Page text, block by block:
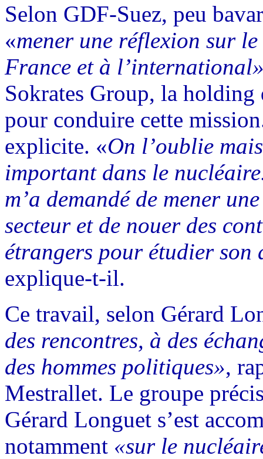
Selon GDF-Suez, peu
«mener une réflexion sur
France et à
Sokrates Group, la
pour conduire cette
explicite. «On l’oublie
important dans le
m’a demandé de mener
secteur et de nouer des
étrangers pour étudier son
explique-t-il.
Ce travail, selon Gérard
des rencontres, à des
des hommes politiques»,
Mestrallet. Le groupe
Gérard Longuet s’est
notamment «sur le